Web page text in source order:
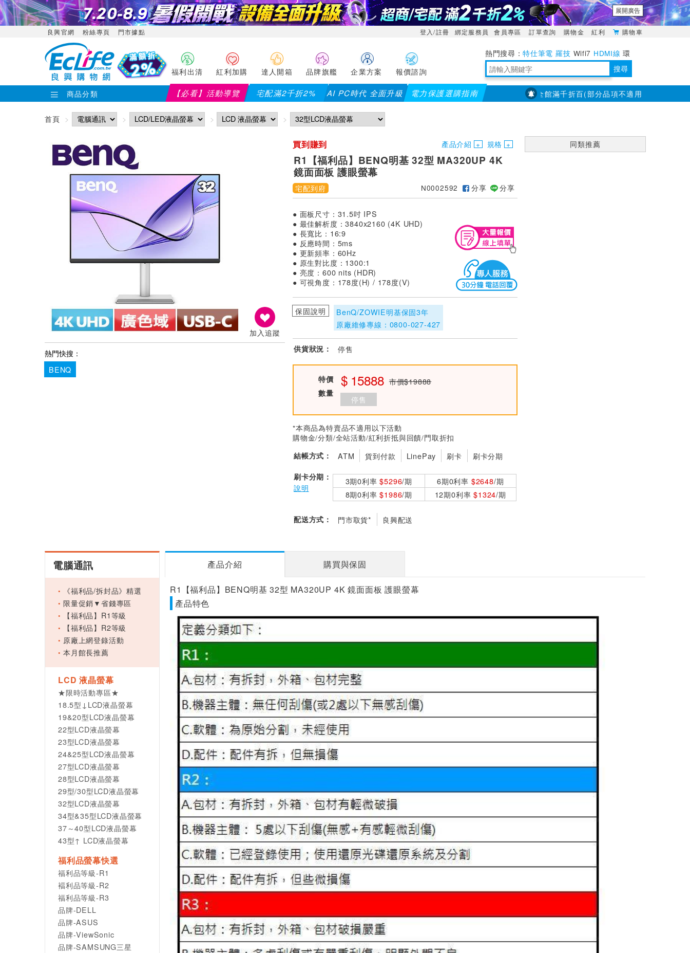
展開廣告
良興官網 粉絲專頁 門市據點 登入/註冊 綁定服務員 會員專區 訂單查詢 購物金 紅利 購物車
福利出清 紅利加購 達人開箱 品牌旗艦 企業方案 報價諮詢
特仕筆電 羅技 Wifi7 HDMI線 環
境量測 明緯POWER 搜尋
商品分類 【必看】活動導覽 宅配滿2千折2% AI PC時代 全面升級 電力保護選購指南【PX大通】全館滿千折百(部分品項不適用，滿2千折200...)
首頁
加入追蹤
熱門快搜：
BENQ
買到賺到 產品介紹 規格
R1【福利品】BENQ明基 32型 MA320UP 4K
鏡面面板 護眼螢幕
宅配到府 N0002592 分享 分享
● 面板尺寸：31.5吋 IPS
● 最佳解析度：3840x2160 (4K UHD)
● 長寬比：16:9
● 反應時間：5ms
● 更新頻率：60Hz
● 原生對比度：1300:1
● 亮度：600 nits (HDR)
● 可視角度：178度(H) / 178度(V)
保固說明
BenQ/ZOWIE明基保固3年
原廠維修專線：0800-027-427
供貨狀況： 停售
特價 15888 市價$19888
數量
停售
*本商品為特賣品不適用以下活動
購物金/分類/全站活動/紅利折抵與回饋/門取折扣
結帳方式：
ATM 貨到付款 LinePay 刷卡 刷卡分期
刷卡分期：
說明
3期0利率$5296/期 6期0利率 $2648/期
8期0利率$1986/期 12期0利率$1324/期
配送方式： 門市取貨* 良興配送
同類推薦
電腦通訊
《福利品/拆封品》精選
限量促銷▼省錢專區
【福利品】R1等級
【福利品】R2等級
原廠上網登錄活動
本月館長推薦
LCD 液晶螢幕
★限時活動專區★
18.5型↓LCD液晶螢幕
19&20型LCD液晶螢幕
22型LCD液晶螢幕
23型LCD液晶螢幕
24&25型LCD液晶螢幕
27型LCD液晶螢幕
28型LCD液晶螢幕
29型/30型LCD液晶螢幕
32型LCD液晶螢幕
34型&35型LCD液晶螢幕
37～40型LCD液晶螢幕
43型↑ LCD液晶螢幕
福利品螢幕快選
福利品等級-R1
褔利品等級-R2
福利品等級-R3
品牌-DELL
品牌-ASUS
品牌-ViewSonic
品牌-SAMSUNG三星
產品介紹 購買與保固
R1【福利品】BENQ明基 32型 MA320UP 4K 鏡面面板 護眼螢幕
產品特色